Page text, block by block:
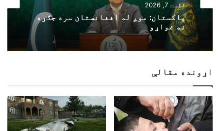
اگست 7, 2026
پاکستان: موږ له افغانستان سره جګړه
نه غواړو
اړونده مقالې